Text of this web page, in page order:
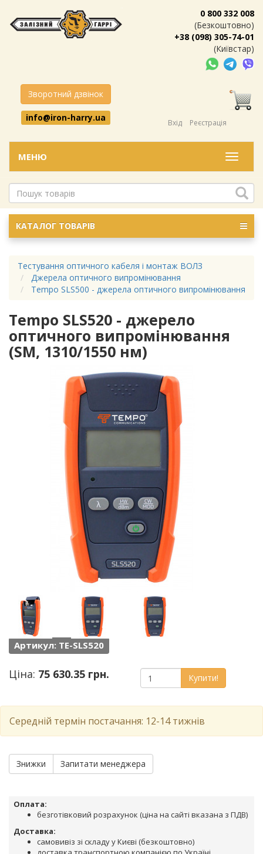
0 800 332 008
(Безкоштовно)
+38 (098) 305-74-01
(Київстар)
Зворотний дзвінок
info@iron-harry.ua
Вхід Реєстрація
Меню
МЕНЮ
КАТАЛОГ ТОВАРІВ
Тестування оптичного кабеля і монтаж ВОЛЗ
Джерела оптичного випромінювання
Tempo SLS500 - джерела оптичного випромінювання
Tempo SLS520 - джерело
оптичного випромінювання
(SM, 1310/1550 нм)
Артикул: TE-SLS520
Ціна: 75 630.35 грн. Купити!
Середній термін постачання: 12-14 тижнів
Знижки Запитати менеджера
Оплата:
безготівковий розрахунок (ціна на сайті вказана з ПДВ)
Доставка:
самовивіз зі складу у Києві (безкоштовно)